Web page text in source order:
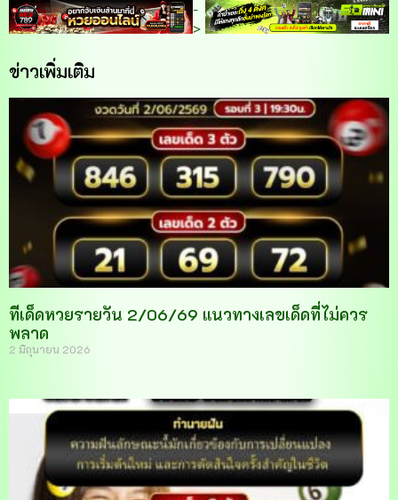
-
>
ข่าวเพิ่มเติม
ทีเด็ดหวยรายวัน 2/06/69 แนวทางเลขเด็ดที่ไม่ควร
พลาด
2 มิถุนายน 2026